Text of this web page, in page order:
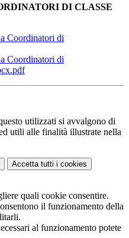
DI CLASSE
Coordinatori di
Coordinatori di
utilizzati si avvalgono di
utili alle finalità illustrate nella
Accetta tutti i cookies
quali cookie consentire.
il funzionamento della
al funzionamento potete